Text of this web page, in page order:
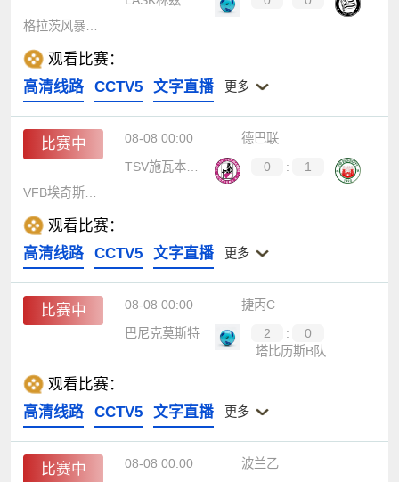
观看比赛：
高清线路
CCTV5 文字直播 更多
比赛中 08-08 00:00
德巴联
TSV施瓦本奥格斯堡
0 :
1
观看比赛：
高清线路
CCTV5 文字直播 更多
比赛中 08-08 00:00
捷丙C
巴尼克莫斯特
2 :
0
塔比历斯B队
观看比赛：
高清线路
CCTV5 文字直播 更多
比赛中 08-08 00:00 波兰乙